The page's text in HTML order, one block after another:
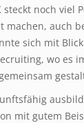
noch viel
machen, auch
sich mit
wo es
mit gutem